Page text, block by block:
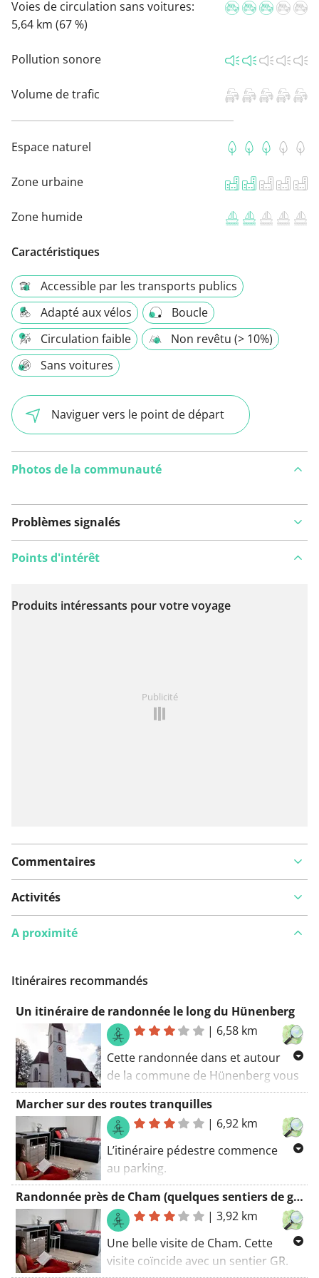
Voies de circulation sans voitures:
5,64 km (67 %)
Pollution sonore
Volume de trafic
Espace naturel
Zone urbaine
Zone humide
Caractéristiques
Accessible par les transports publics
Adapté aux vélos
Boucle
Circulation faible
Non revêtu (> 10%)
Sans voitures
Naviguer vers le point de départ
Photos de la communauté
Problèmes signalés
Voir sur la carte
Points d'intérêt
Produits intéressants pour votre voyage
Publicité
Commentaires
Activités
A proximité
Itinéraires recommandés
Un itinéraire de randonnée le long du Hünenberg
| 6,58 km
Cette randonnée dans et autour
de la commune de Hünenberg vous
fait découvrir cette commune et ses
environs. Découvrez le SwissEver
Zug Swiss Quality Hotel et ses
environs avec ce sentier de
randonnée. Profitez de la
tranquillité des chemins de terre le
long de cet itinéraire. L’itinéraire
pédestre commence au parking.
Marcher sur des routes tranquilles
| 6,92 km
L’itinéraire pédestre commence
au parking.
Sur cet itinéraire, vous découvrirez
également une partie d’une piste
cyclable de longue distance.
Certaines parties de cet itinéraire
appartiennent à des sentiers GR
Randonnée près de Cham (quelques sentiers de grande randonnée le long du chemin)
|3,92 km
Une belle visite de Cham. Cette
visite coïncide avec un sentier GR.